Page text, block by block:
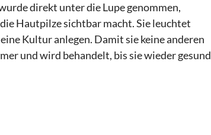
direkt unter die Lupe genommen,
Hautpilze sichtbar macht. Sie leuchtet
Kultur anlegen. Damit sie keine anderen
und wird behandelt, bis sie wieder gesund